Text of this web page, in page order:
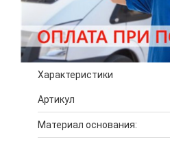
Характеристики
Артикул
Материал основания: